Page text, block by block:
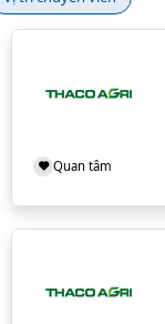
Quan tâm